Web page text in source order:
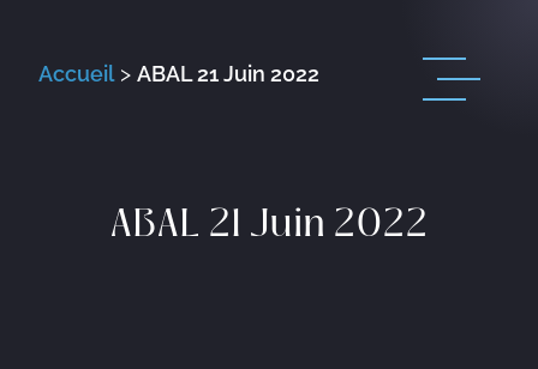
Accueil> ABAL 21 Juin 2022
ABAL 21 Juin 2022